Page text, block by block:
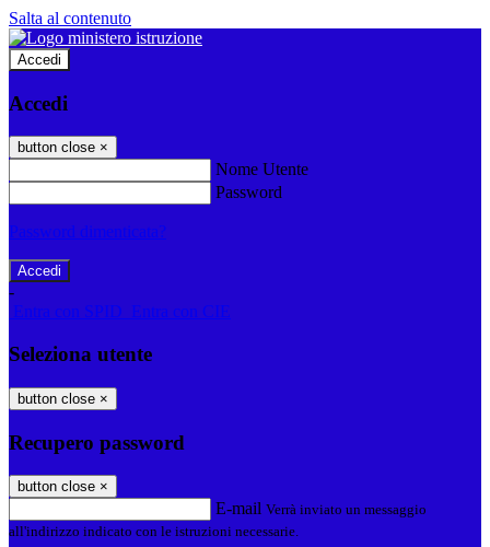
Salta al contenuto
Accedi
Accedi
button close ×
Nome Utente
Password
Password dimenticata?
-
Entra con SPID
Entra con CIE
Seleziona utente
button close ×
Recupero password
button close ×
E-mail Verrà inviato un messaggio
all'indirizzo indicato con le istruzioni necessarie.